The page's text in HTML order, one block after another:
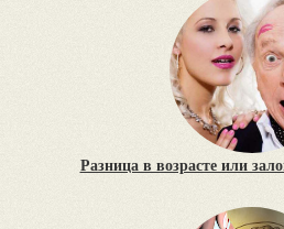
Разница в возрасте или